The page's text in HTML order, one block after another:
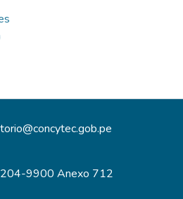
9900 Anexo 712